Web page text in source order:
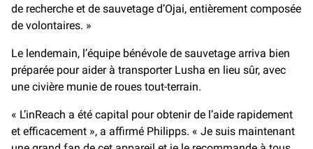
de recherche et de sauvetage d’Ojai, entièrement composée
de volontaires. »
Le lendemain, l’équipe bénévole de sauvetage arriva bien
préparée pour aider à transporter Lusha en lieu sûr, avec
une civière munie de roues tout-terrain.
« L’inReach a été capital pour obtenir de l’aide rapidement
et efficacement », a affirmé Philipps. « Je suis maintenant